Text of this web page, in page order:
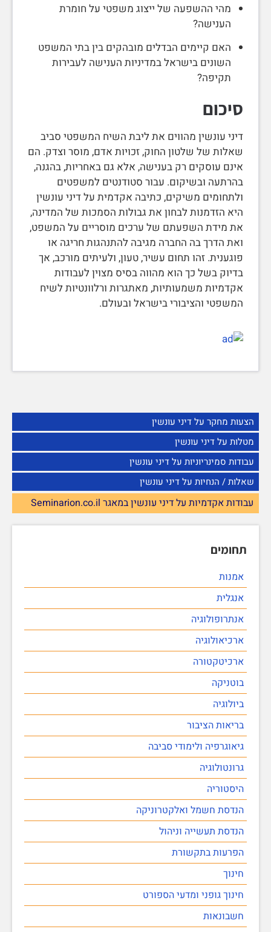
הצעות מחקר על דיני עונשין
מטלות על דיני עונשין
עבודות סמינריוניות על דיני עונשין
שאלות / הנחיות על דיני עונשין
עבודות אקדמיות על דיני עונשין במאגר Seminarion.co.il
תחומים
אמנות
אנגלית
אנתרופולוגיה
ארכיאולוגיה
ארכיטקטורה
בוטניקה
ביולוגיה
בריאות הציבור
גיאוגרפיה ולימודי סביבה
גרונטולוגיה
היסטוריה
הנדסת חשמל ואלקטרוניקה
הנדסת תעשייה וניהול
הפרעות בתקשורת
חינוך
חינוך גופני ומדעי הספורט
חשבונאות
מהי ההשפעה של ייצוג משפטי על חומרת
הענישה?
האם קיימים הבדלים מובהקים בין בתי המשפט
השונים בישראל במדיניות הענישה לעבירות
תקיפה?
סיכום
דיני עונשין מהווים את ליבת השיח המשפטי סביב
שאלות של שלטון החוק, זכויות אדם, מוסר וצדק. הם
אינם עוסקים רק בענישה, אלא גם באחריות, בהגנה,
בהרתעה ובשיקום. עבור סטודנטים למשפטים
ולתחומים משיקים, כתיבה אקדמית על דיני עונשין
היא הזדמנות לבחון את גבולות הסמכות של המדינה,
את מידת השפעתם של ערכים מוסריים על המשפט,
ואת הדרך בה החברה מגיבה להתנהגות חריגה או
פוגענית. זהו תחום עשיר, טעון, ולעיתים מורכב, אך
בדיוק בשל כך הוא מהווה בסיס מצוין לעבודות
אקדמיות משמעותיות, מאתגרות ורלוונטיות לשיח
המשפטי והציבורי בישראל ובעולם.